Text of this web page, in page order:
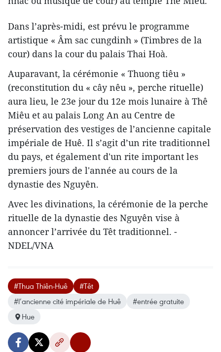
Dans l’après-midi, est prévu le programme
artistique « Âm sac cungdinh » (Timbres de la
cour) dans la cour du palais Thai Hoà.
Auparavant, la cérémonie « Thuong tiêu »
(reconstitution du « cây nêu », perche rituelle)
aura lieu, le 23e jour du 12e mois lunaire à Thê
Miêu et au palais Long An au Centre de
préservation des vestiges de l’ancienne capitale
impériale de Huê. Il s’agit d’un rite traditionnel
du pays, et également d'un rite important ​les
premiers jours de l'année au cours de la
dynastie des Nguyên.
Avec les divinations, la cérémonie de la perche
rituelle de la dynastie des Nguyên vise à
annoncer l’arrivée du Têt traditionnel. -
NDEL/VNA
#Thua Thiên-Huê
#Têt
#l’ancienne cité impériale de Huê
#entrée gratuite
Hue